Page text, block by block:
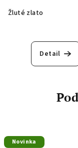
Žluté zlato
Detail
Novinka